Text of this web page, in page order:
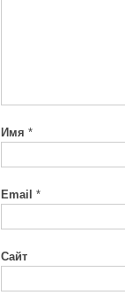
Имя *
Email *
Сайт